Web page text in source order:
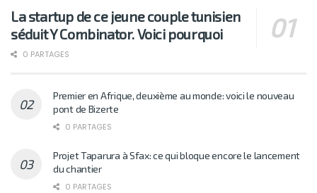
La startup de ce jeune couple tunisien
séduit Y Combinator. Voici pourquoi
0 PARTAGES
Premier en Afrique, deuxième au monde: voici le nouveau
pont de Bizerte
0 PARTAGES
Projet Taparura à Sfax: ce qui bloque encore le lancement
du chantier
0 PARTAGES